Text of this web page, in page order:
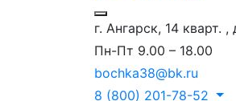
г. Ангарск, 14 кварт. ,
Пн-Пт 9.00 – 18.00
bochka38@bk.ru
8 (800) 201-78-52